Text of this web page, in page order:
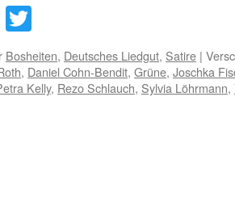
Telegram
Bosheiten, Deutsches Liedgut, Satire |
, Daniel Cohn-Bendit, Grüne, Joschka
Kelly, Rezo Schlauch, Sylvia Löhrmann,